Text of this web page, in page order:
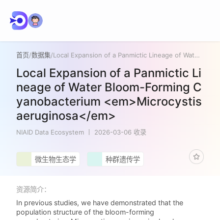
首页/数据集/ Local Expansion of a Panmictic Lineage of Water Bloom-Forming Cyanobacterium <em>Microcystis aeruginosa</em>
Local Expansion of a Panmictic Li
neage of Water Bloom-Forming C
yanobacterium <em>Microcystis
aeruginosa</em>
NIAID Data Ecosystem 2026-03-06 收录
微生物生态学 种群遗传学
资源简介：
In previous studies, we have demonstrated that the
population structure of the bloom-forming